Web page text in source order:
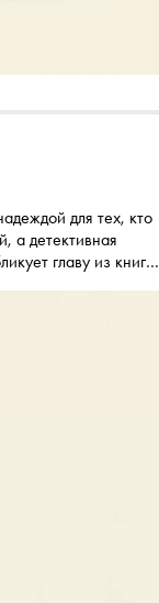
для тех, кто
а детективная
главу из книги,